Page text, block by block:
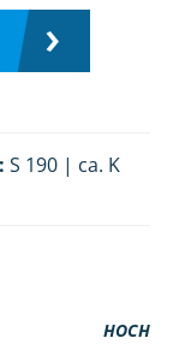
S 190 | ca. K
HOCH